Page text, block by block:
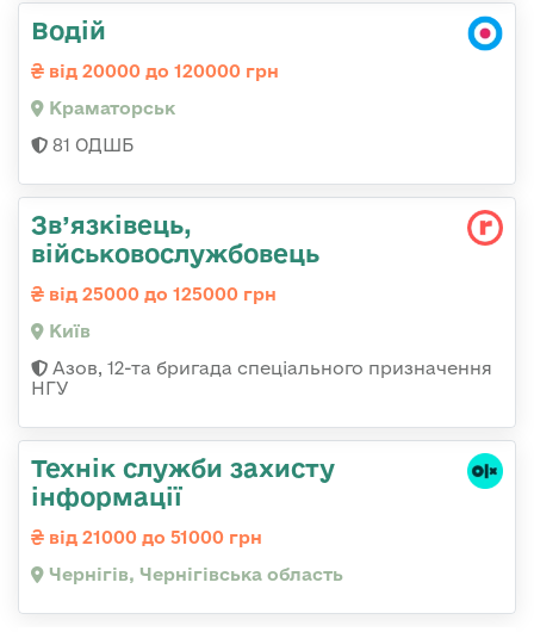
Водій
від 20000 до 120000 грн
Краматорськ
81 ОДШБ
Зв’язківець,
військовослужбовець
від 25000 до 125000 грн
Київ
Азов, 12-та бригада спеціального призначення
НГУ
Технік служби захисту
інформації
від 21000 до 51000 грн
Чернігів, Чернігівська область